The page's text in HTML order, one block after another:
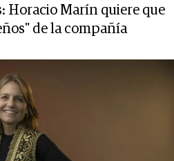
Horacio Marín quiere que
de la compañía